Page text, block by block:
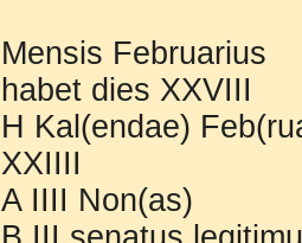
Mensis Februarius
habet dies XXVIII
H Kal(endae)
XXIIII
A IIII Non(as)